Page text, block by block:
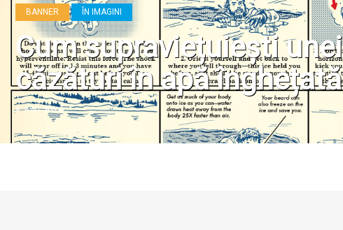
BANNER ÎN IMAGINI
Cum supraviețuiești unei
căzături în apă înghețată
4 ANI AGO